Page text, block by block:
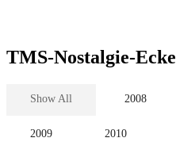
TMS-Nostalgie-Ecke
Show All 2008
2009 2010